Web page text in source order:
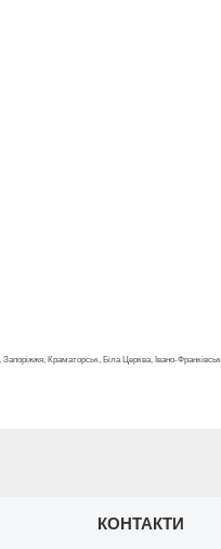
Краматорськ, Біла Церква, Івано-
КОНТАКТИ